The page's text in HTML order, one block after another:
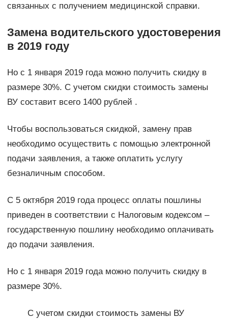
связанных с получением медицинской справки.
Замена водительского удостоверения
в 2019 году
Но с 1 января 2019 года можно получить скидку в
размере 30%. С учетом скидки стоимость замены
ВУ составит всего 1400 рублей .
Чтобы воспользоваться скидкой, замену прав
необходимо осуществить с помощью электронной
подачи заявления, а также оплатить услугу
безналичным способом.
C 5 октября 2019 года процесс оплаты пошлины
приведен в соответствии с Налоговым кодексом –
государственную пошлину необходимо оплачивать
до подачи заявления.
Но с 1 января 2019 года можно получить скидку в
размере 30%.
С учетом скидки стоимость замены ВУ